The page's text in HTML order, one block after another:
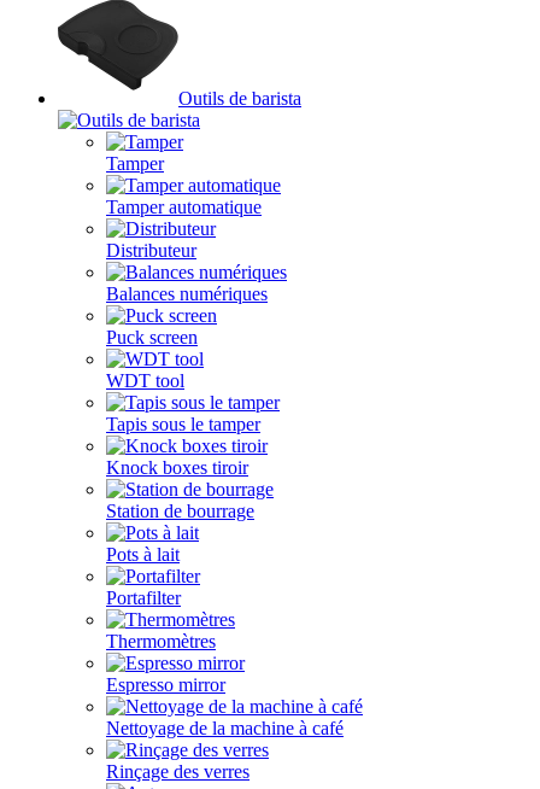
Outils de barista
Tamper
Tamper automatique
Distributeur
Balances numériques
Puck screen
WDT tool
Tapis sous le tamper
Knock boxes tiroir
Station de bourrage
Pots à lait
Portafilter
Thermomètres
Espresso mirror
Nettoyage de la machine à café
Rinçage des verres